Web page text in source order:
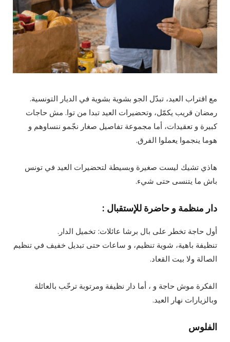
مع اقتراب العيد، تبدّل الجو بشوية بشوية في الديار التونسية.
رمضان قريب يكمّل، وتحضيرات العيد تبدا من توا. مش حاجات
كبيرة و تعقيدات، أما مجموعة تفاصيل صغار نجّمو ننساوهم و
هوما ينجموا يعملوا الفرق.
هاذي تشيك ليست صغيرة وبسيطة لتحضيرات العيد في تونس
باش ما يتنسى حتى شيء.
دار منظمة و حاضرة للإستقبال :
أول حاجة تخطر على بال برشا عائلات: تخميل الدار.
تنظيفة باهية، شوية تنظيم، و ساعات حتى تبديل خفيف في تنظيم
الصالة ولا بيت القعاد.
الفكرة موش حاجة و ، أما دار نظيفة ومرتوبة ترحّب بالعائلة
وبالزيارات نهار العيد.
الفلوس